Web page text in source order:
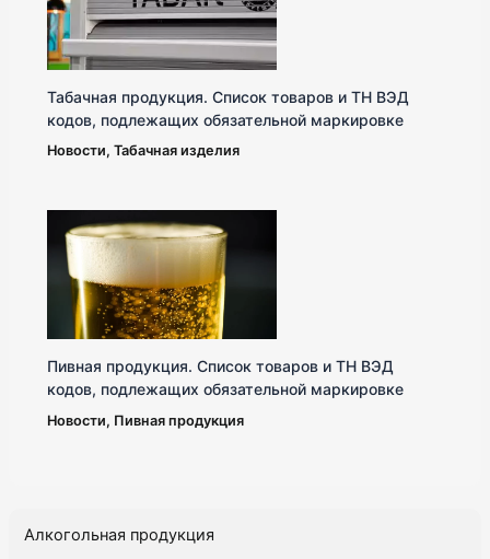
Табачная продукция. Список товаров и ТН ВЭД
кодов, подлежащих обязательной маркировке
Новости, Табачная изделия
Пивная продукция. Список товаров и ТН ВЭД
кодов, подлежащих обязательной маркировке
Новости, Пивная продукция
Алкогольная продукция